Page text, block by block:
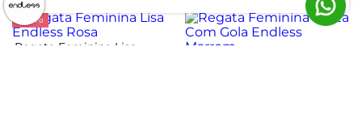
-35%
Regata Feminina Lisa